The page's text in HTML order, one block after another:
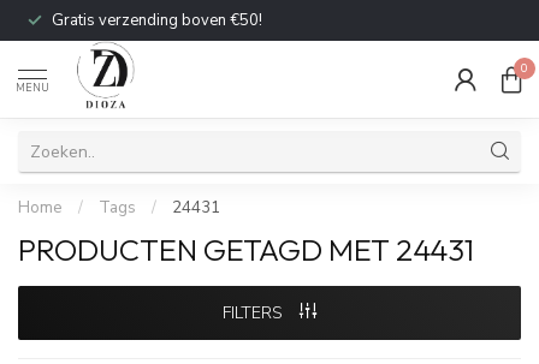
Gratis verzending boven €50!
MENU
0
Home / Tags / 24431
PRODUCTEN GETAGD MET 24431
FILTERS